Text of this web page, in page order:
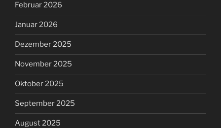
Februar 2026
Januar 2026
Dezember 2025
November 2025
Oktober 2025
September 2025
August 2025